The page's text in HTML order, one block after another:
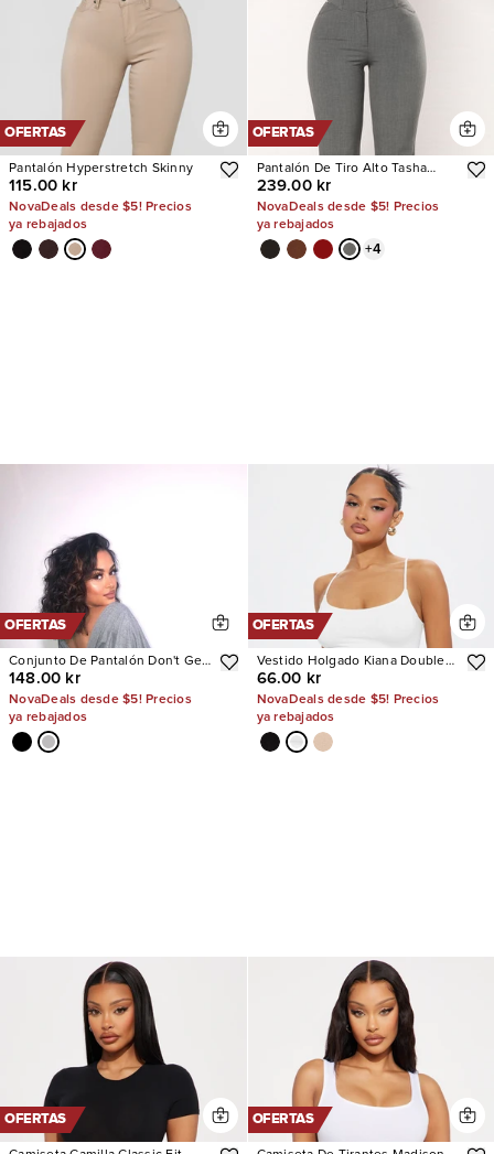
OFERTAS
Pantalón Hyperstretch Skinny
115.00 kr
NovaDeals desde $5! Precios
ya rebajados
OFERTAS
Pantalón De Tiro Alto Tasha
Dressy
239.00 kr
NovaDeals desde $5! Precios
ya rebajados
+4
OFERTAS
Conjunto De Pantalón Don't Get
This Twisted Short Sleeve
148.00 kr
NovaDeals desde $5! Precios
ya rebajados
OFERTAS
Vestido Holgado Kiana Double
Lined Jersey
66.00 kr
NovaDeals desde $5! Precios
ya rebajados
OFERTAS OFERTAS